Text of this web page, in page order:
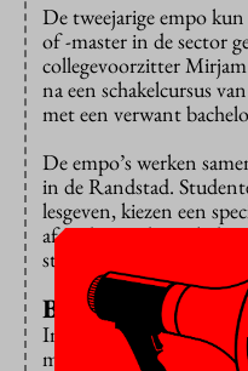
De tweejarige empo
of -master in de sector
collegevoorzitter
na een schakelcursus
met een verwant
De empo’s werken
in de Randstad.
lesgeven, kiezen een
afstudeeronderzoek dat
stageschool.
Bevlogen
In gesprek met
minister Dijkgraaf dat